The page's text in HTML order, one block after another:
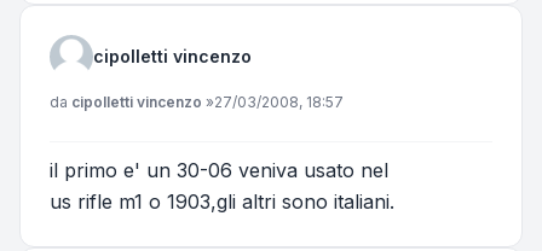
cipolletti vincenzo
Messaggio
da cipolletti vincenzo »27/03/2008, 18:57
il primo e' un 30-06 veniva usato nel
us rifle m1 o 1903,gli altri sono italiani.